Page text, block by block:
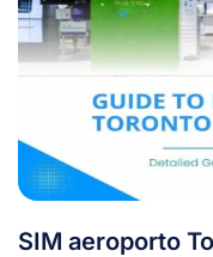
SIM aeroporto